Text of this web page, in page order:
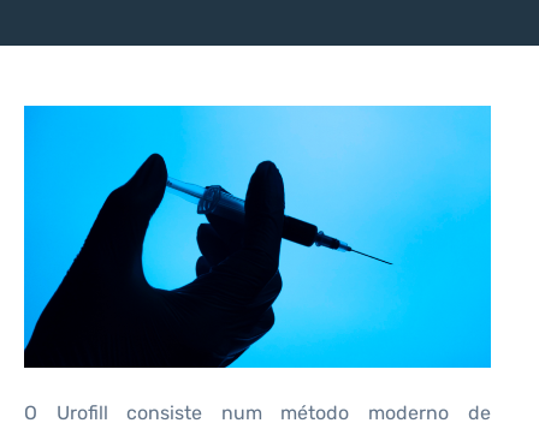
O Urofill consiste num método moderno de